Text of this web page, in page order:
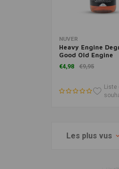
Ajouter au
NUVER
Heavy Engine
Good Old Engine
Degreaser
€4,98 €9,95
Liste
Les plus vus